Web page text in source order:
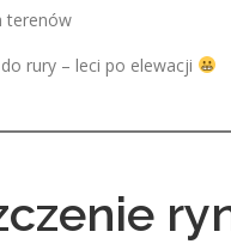
terenów
rury – leci po elewacji